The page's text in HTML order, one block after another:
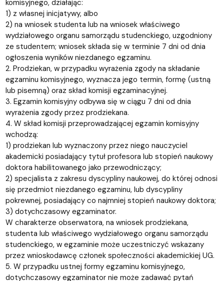
komisyjnego, działając:
1) z własnej inicjatywy, albo
2) na wniosek studenta lub na wniosek właściwego
wydziałowego organu samorządu studenckiego, uzgodniony
ze studentem; wniosek składa się w terminie 7 dni od dnia
ogłoszenia wyników niezdanego egzaminu.
2. Prodziekan, w przypadku wyrażenia zgody na składanie
egzaminu komisyjnego, wyznacza jego termin, formę (ustną
lub pisemną) oraz skład komisji egzaminacyjnej.
3. Egzamin komisyjny odbywa się w ciągu 7 dni od dnia
wyrażenia zgody przez prodziekana.
4. W skład komisji przeprowadzającej egzamin komisyjny
wchodzą:
1) prodziekan lub wyznaczony przez niego nauczyciel
akademicki posiadający tytuł profesora lub stopień naukowy
doktora habilitowanego jako przewodniczący;
2) specjalista z zakresu dyscypliny naukowej, do której odnosi
się przedmiot niezdanego egzaminu, lub dyscypliny
pokrewnej, posiadający co najmniej stopień naukowy doktora;
3) dotychczasowy egzaminator.
W charakterze obserwatora, na wniosek prodziekana,
studenta lub właściwego wydziałowego organu samorządu
studenckiego, w egzaminie może uczestniczyć wskazany
przez wnioskodawcę członek społeczności akademickiej UG.
5. W przypadku ustnej formy egzaminu komisyjnego,
dotychczasowy egzaminator nie może zadawać pytań